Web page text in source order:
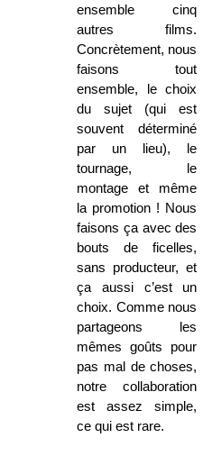
ensemble cinq
autres films.
Concrètement, nous
faisons tout
ensemble, le choix
du sujet (qui est
souvent déterminé
par un lieu), le
tournage, le
montage et même
la promotion ! Nous
faisons ça avec des
bouts de ficelles,
sans producteur, et
ça aussi c’est un
choix. Comme nous
partageons les
mêmes goûts pour
pas mal de choses,
notre collaboration
est assez simple,
ce qui est rare.